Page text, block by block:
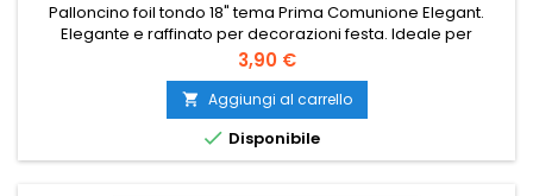
Palloncino foil tondo 18" tema Prima Comunione Elegant.
Elegante e raffinato per decorazioni festa. Ideale per
cerimonie e allestimenti coordinati. Perfetto per fotografie e
party speciali.
Prezzo
3,90 €
 Aggiungi al carrello
 Disponibile